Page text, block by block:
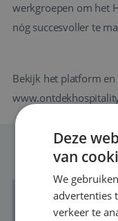
werkgroepen om het
nóg succesvoller te
Bekijk het platform en
MEER NIEUWS
Deze
van
We
advertenties
verkeer te